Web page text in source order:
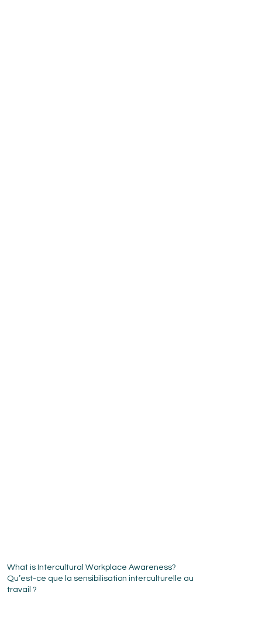
What is Intercultural Workplace Awareness?
Qu’est-ce que la sensibilisation interculturelle au
travail ?